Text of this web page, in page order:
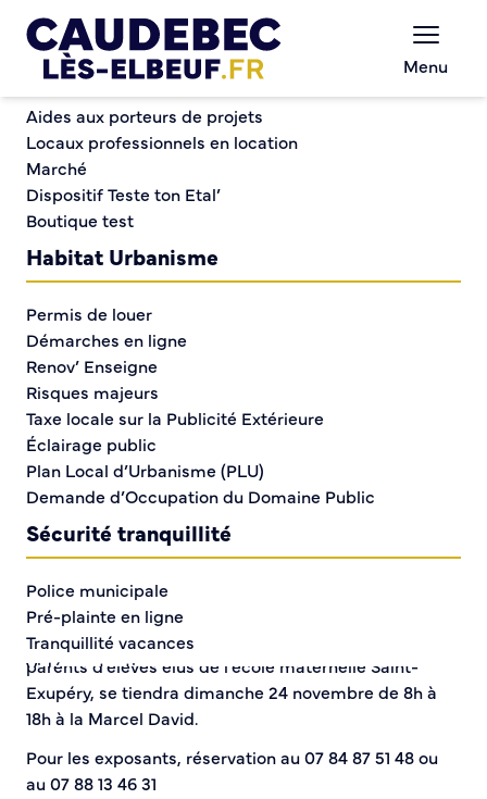
Menu
Bourse à la puériculture
Bourse à la puériculture
Une bourse à la puériculture,
parents d’élèves élus de l’école maternelle Saint-
Exupéry, se tiendra dimanche 24 novembre de 8h à
18h à la Marcel David.
Pour les exposants, réservation au 07 84 87 51 48 ou
au 07 88 13 46 31
Chèques-cadeaux municipaux – Soutenez le
Aides aux porteurs de projets
Locaux professionnels en location
Marché
Dispositif Teste ton Etal’
Boutique test
Habitat Urbanisme
Permis de louer
Démarches en ligne
Renov’ Enseigne
Risques majeurs
Taxe locale sur la Publicité Extérieure
Éclairage public
Plan Local d’Urbanisme (PLU)
Demande d’Occupation du Domaine Public
Sécurité tranquillité
Police municipale
Pré-plainte en ligne
Tranquillité vacances
Vidéoprotection
Aide à l’installation d’alarmes
Horaires pour le bricolage et le jardinage
Infos pratiques